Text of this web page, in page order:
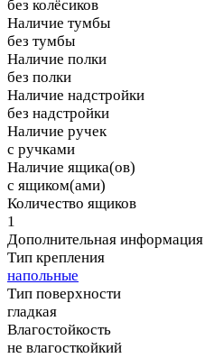
без колёсиков
Наличие тумбы
без тумбы
Наличие полки
без полки
Наличие надстройки
без надстройки
Наличие ручек
с ручками
Наличие ящика(ов)
с ящиком(ами)
Количество ящиков
1
Дополнительная информация
Тип крепления
напольные
Тип поверхности
гладкая
Влагостойкость
не влагосткойкий